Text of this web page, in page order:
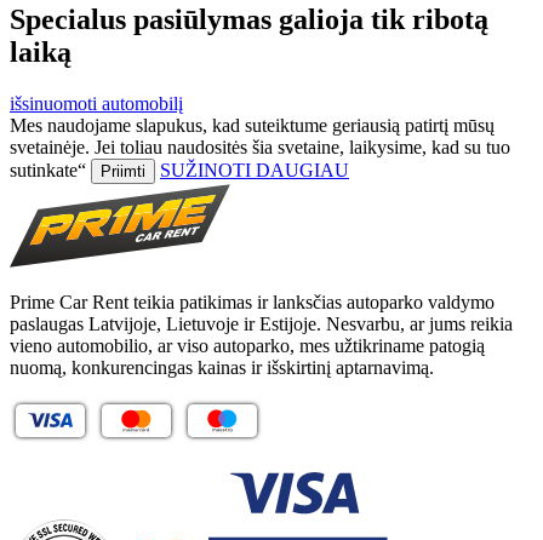
Specialus pasiūlymas galioja tik ribotą
laiką
išsinuomoti automobilį
Mes naudojame slapukus, kad suteiktume geriausią patirtį mūsų
svetainėje. Jei toliau naudositės šia svetaine, laikysime, kad su tuo
sutinkate“
Priimti SUŽINOTI DAUGIAU
Prime Car Rent teikia patikimas ir lanksčias autoparko valdymo
paslaugas Latvijoje, Lietuvoje ir Estijoje. Nesvarbu, ar jums reikia
vieno automobilio, ar viso autoparko, mes užtikriname patogią
nuomą, konkurencingas kainas ir išskirtinį aptarnavimą.